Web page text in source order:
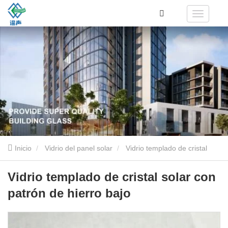
Inicio Vidrio del panel solar
solar con patrón de hierro bajo
Vidrio templado de cristal solar con
patrón de hierro bajo